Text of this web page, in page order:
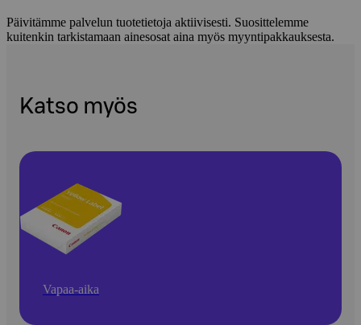
Päivitämme palvelun tuotetietoja aktiivisesti. Suosittelemme
kuitenkin tarkistamaan ainesosat aina myös myyntipakkauksesta.
Katso myös
Vapaa-aika